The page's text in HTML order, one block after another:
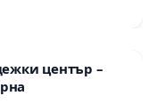
център –